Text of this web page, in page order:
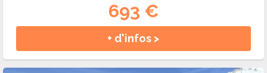
693 €
+ d'infos >